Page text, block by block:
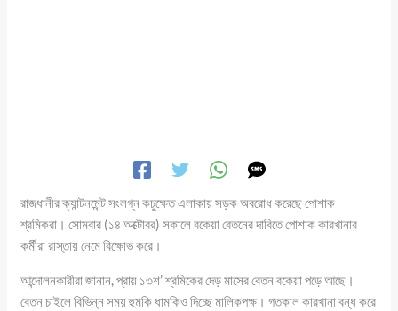
রাজধানীর ক্যান্টনমেন্ট সংলগ্ন কচুক্ষেত এলাকায় সড়ক অবরোধ করেছে পোশাক
শ্রমিকরা। সোমবার (১৪ অক্টোবর) সকালে বকেয়া বেতনের দাবিতে পোশাক কারখানার
কর্মীরা রাস্তায় নেমে বিক্ষোভ করে।
আন্দোলনকারীরা জানান, প্রায় ১৩শ’ শ্রমিকের দেড় মাসের বেতন বকেয়া পড়ে আছে।
বেতন চাইলে বিভিন্ন সময় হুমকি ধামকিও দিচ্ছে মালিকপক্ষ। গতকাল কারখানা বন্ধ করে